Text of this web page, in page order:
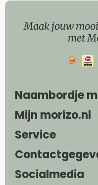
Maak jouw
met
Naambordje
Mijn morizo.nl
Service
Socialmedia